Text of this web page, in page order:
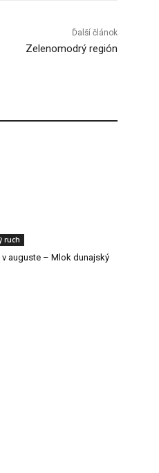
Ďalší článok
Zelenomodrý región
ruch
v auguste – Mlok dunajský